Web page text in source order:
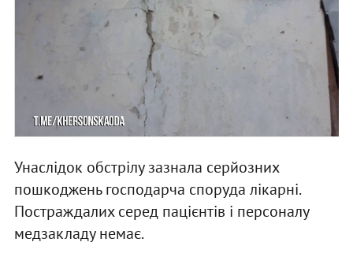
Унаслідок обстрілу зазнала серйозних
пошкоджень господарча споруда лікарні.
Постраждалих серед пацієнтів і персоналу
медзакладу немає.